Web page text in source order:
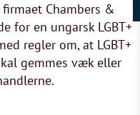
Chambers &
for en ungarsk LGBT+
regler om, at LGBT+
gemmes væk eller